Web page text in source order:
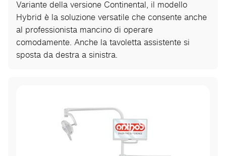
Variante della versione Continental, il modello
Hybrid è la soluzione versatile che consente anche
al professionista mancino di operare
comodamente. Anche la tavoletta assistente si
sposta da destra a sinistra.